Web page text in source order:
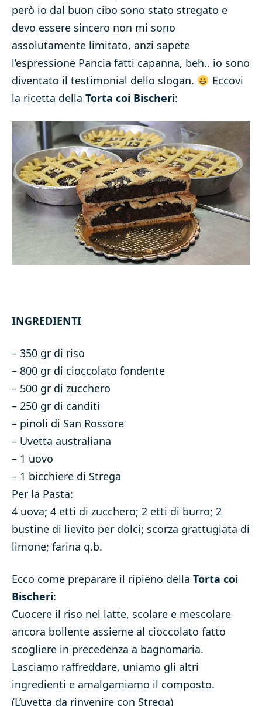
però io dal buon cibo sono stato stregato e
devo essere sincero non mi sono
assolutamente limitato, anzi sapete
l’espressione Pancia fatti capanna, beh.. io sono
diventato il testimonial dello slogan.
Eccovi
la ricetta della Torta coi Bischeri:
INGREDIENTI
– 350 gr di riso
– 800 gr di cioccolato fondente
– 500 gr di zucchero
– 250 gr di canditi
– pinoli di San Rossore
– Uvetta australiana
– 1 uovo
– 1 bicchiere di Strega
Per la Pasta:
4 uova; 4 etti di zucchero; 2 etti di burro; 2
bustine di lievito per dolci; scorza grattugiata di
limone; farina q.b.
Ecco come preparare il ripieno della Torta coi
Bischeri:
Cuocere il riso nel latte, scolare e mescolare
ancora bollente assieme al cioccolato fatto
scogliere in precedenza a bagnomaria.
Lasciamo raffreddare, uniamo gli altri
ingredienti e amalgamiamo il composto.
(L’uvetta da rinvenire con Strega)